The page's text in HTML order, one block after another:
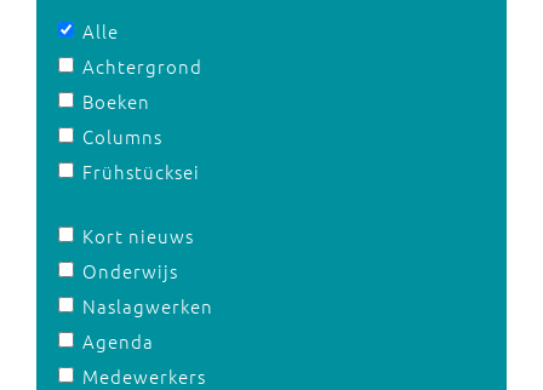
Alle
Achtergrond
Boeken
Columns
Frühstücksei
Kort nieuws
Onderwijs
Naslagwerken
Agenda
Medewerkers